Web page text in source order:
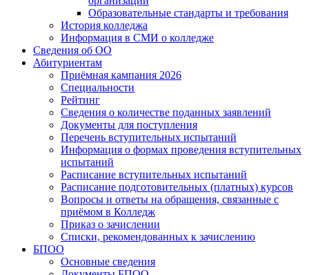
Образовательные стандарты и требования
История колледжа
Информация в СМИ о колледже
Сведения об ОО
Абитуриентам
Приёмная кампания 2026
Специальности
Рейтинг
Сведения о количестве поданных заявлений
Документы для поступления
Перечень вступительных испытаний
Информация о формах проведения вступительных
испытаний
Расписание вступительных испытаний
Расписание подготовительных (платных) курсов
Вопросы и ответы на обращения, связанные с
приёмом в Колледж
Приказ о зачислении
Списки, рекомендованных к зачислению
БПОО
Основные сведения